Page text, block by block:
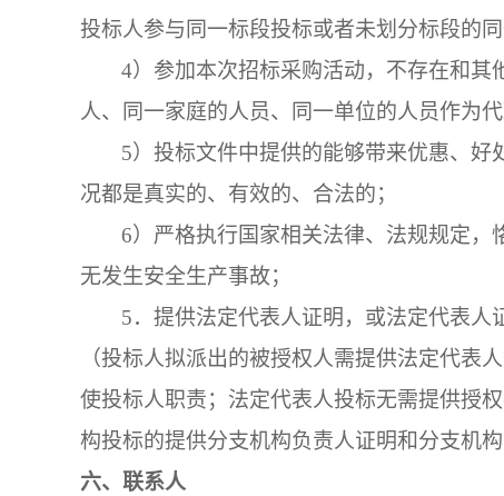
投标人参与同一标段投标或者未划分标段的同
4）参加本次招标采购活动，不存在和
人、同一家庭的人员、同一单位的人员作为代
5）投标文件中提供的能够带来优惠、
况都是真实的、有效的、合法的；
6）严格执行国家相关法律、法规规定
无发生安全生产事故；
5． 提供法定代表人证明，或法定代表人
（投标人拟派出的被授权人需提供法定代表
使投标人职责；法定代表人投标无需提供授
构投标的提供分支机构负责人证明和分支机
六、联系人